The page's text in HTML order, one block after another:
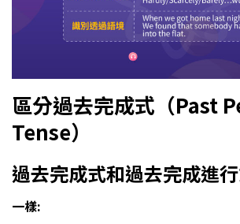
區分過去完成式（Past
Tense）
過去完成式和過去完成進
一樣: